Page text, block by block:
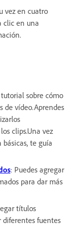
vez en cuatro
clic en una
sobre cómo
de vídeo.Aprendes
clips.Una vez
te guía
: Puedes agregar
para dar más
títulos
diferentes fuentes